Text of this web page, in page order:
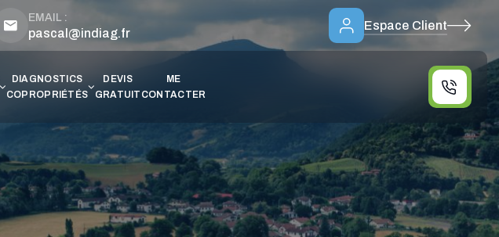
EMAIL :
pascal@indiag.fr
Espace Client
DIAGNOSTICS
COPROPRIÉTÉS
DEVIS
GRATUIT
ME
CONTACTER